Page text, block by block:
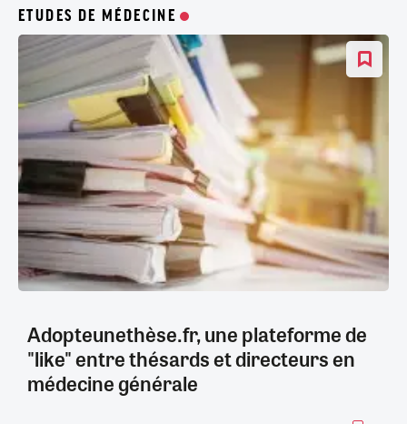
ETUDES DE MÉDECINE
Adopteunethèse.fr, une plateforme de
"like" entre thésards et directeurs en
médecine générale